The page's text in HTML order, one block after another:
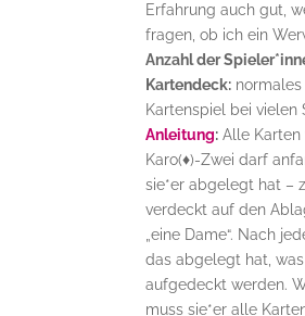
Erfahrung auch gut,
fragen, ob ich ein
Anzahl der
Kartendeck:
Kartenspiel bei vielen
Anleitung: Alle
Karo(♦)-Zwei darf
sie*er abgelegt hat –
verdeckt auf den
„eine Dame“. Nach
das abgelegt hat,
aufgedeckt werden.
muss sie*er alle